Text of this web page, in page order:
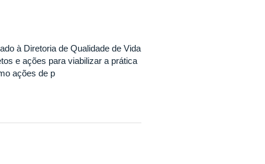
à Diretoria de Qualidade de Vida
e ações para viabilizar a prática
ações de p